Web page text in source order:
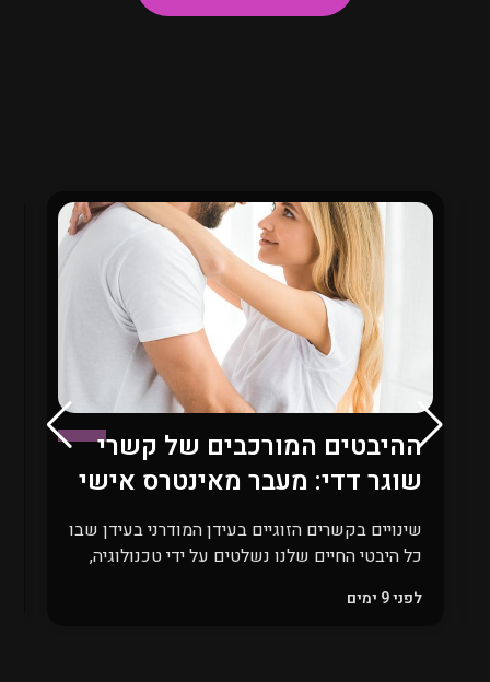
ההיבטים המורכבים של קשרי
שוגר דדי: מעבר מאינטרס אישי
לאתיקה חברתית
שינויים בקשרים הזוגיים בעידן המודרני בעידן שבו
כל היבטי החיים שלנו נשלטים על ידי טכנולוגיה,
הזוגיים עוברים שינוי מהותי. אחד הקשרים
לפני 9 ימים